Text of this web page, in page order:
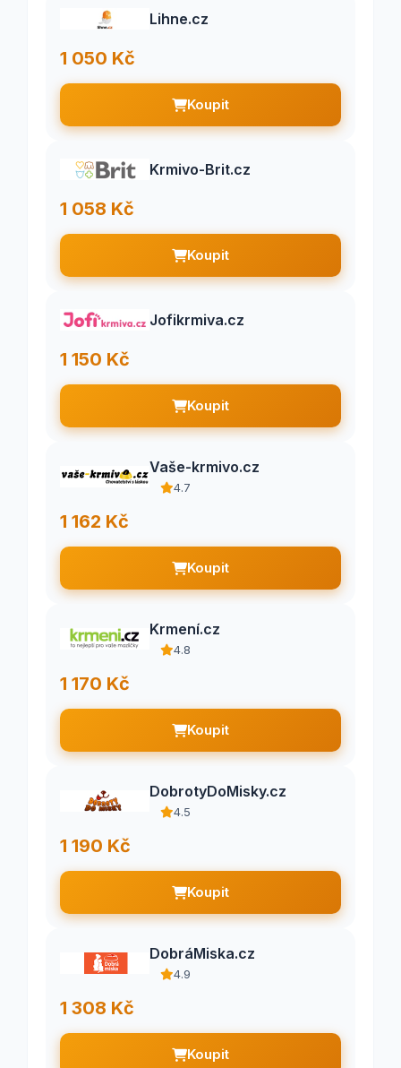
Lihne.cz
1 050 Kč
Koupit
Krmivo-Brit.cz
1 058 Kč
Koupit
Jofikrmiva.cz
1 150 Kč
Koupit
Vaše-krmivo.cz
4.7
1 162 Kč
Koupit
Krmení.cz
4.8
1 170 Kč
Koupit
DobrotyDoMisky.cz
4.5
1 190 Kč
Koupit
DobráMiska.cz
4.9
1 308 Kč
Koupit